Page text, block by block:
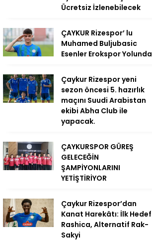
Ücretsiz İzlenebilecek
ÇAYKUR Rizespor’ lu
Muhamed Buljubasic
Esenler Erokspor Yolunda
Çaykur Rizespor yeni
sezon öncesi 5. hazırlık
maçını Suudi Arabistan
ekibi Abha Club ile
yapacak.
ÇAYKURSPOR GÜREŞ
GELECEĞİN
ŞAMPİYONLARINI
YETİŞTİRİYOR
Çaykur Rizespor’dan
Kanat Harekâtı: İlk Hedef
Rashica, Alternatif Rak-
Sakyi